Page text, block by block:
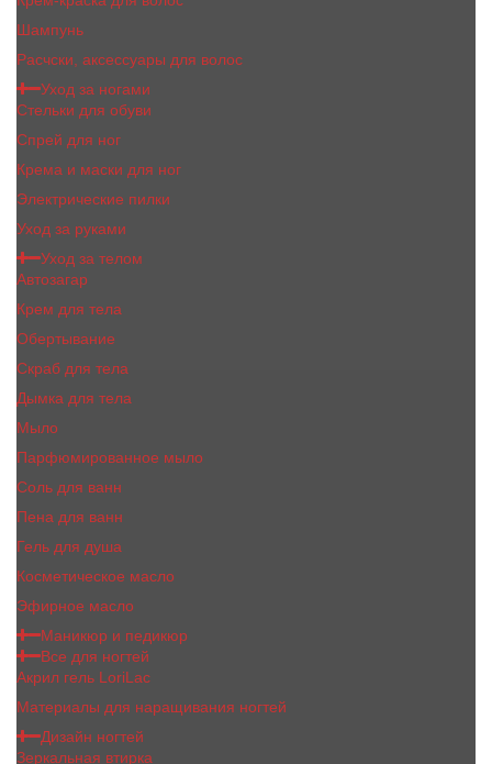
Шампунь
Расчски, аксессуары для волос
Уход за ногами
Стельки для обуви
Спрей для ног
Крема и маски для ног
Электрические пилки
Уход за руками
Уход за телом
Автозагар
Крем для тела
Обертывание
Скраб для тела
Дымка для тела
Мыло
Парфюмированное мыло
Соль для ванн
Пена для ванн
Гель для душа
Косметическое масло
Эфирное масло
Маникюр и педикюр
Все для ногтей
Акрил гель LoriLac
Материалы для наращивания ногтей
Дизайн ногтей
Зеркальная втирка